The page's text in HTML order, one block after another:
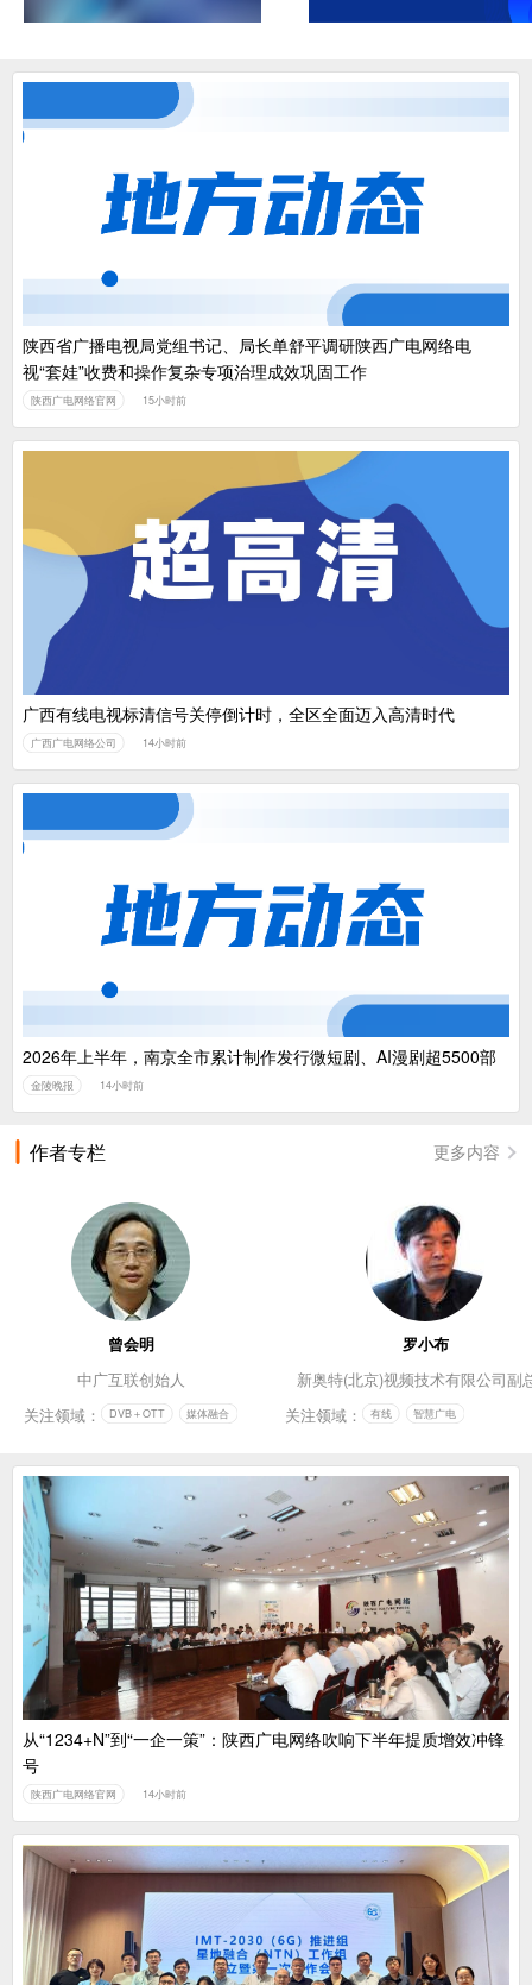
陕西省广播电视局党组书记、局长单舒平调研陕西广电网络电
视“套娃”收费和操作复杂专项治理成效巩固工作
陕西广电网络官网 15小时前
广西有线电视标清信号关停倒计时，全区全面迈入高清时代
广西广电网络公司 14小时前
2026年上半年，南京全市累计制作发行微短剧、AI漫剧超5500部
金陵晚报 14小时前
作者专栏 更多内容
曾会明
中广互联创始人
关注领域：
DVB＋OTT 媒体融合
罗小布
新奥特(北京)视频技术有限公司副
关注领域：
有线 智慧广电
从“1234+N”到“一企一策”：陕西广电网络吹响下半年提质增效冲锋
号
陕西广电网络官网 14小时前